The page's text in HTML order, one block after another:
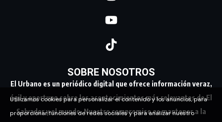
SOBRE NOSOTROS
El Urbano es un periódico digital que ofrece información veraz,
ágil y oportuna sobre los acontecimientos más relevantes de El
Salvador y el mundo. Nuestro compromiso es mantener a la
Utilizamos cookies para personalizar el contenido y los anuncios, para
proporcionar funciones de redes sociales y para analizar nuestro